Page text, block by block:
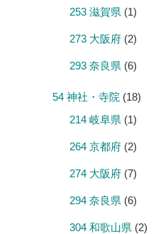
253 滋賀県 (1)
273 大阪府 (2)
293 奈良県 (6)
54 神社・寺院 (18)
214 岐阜県 (1)
264 京都府 (2)
274 大阪府 (7)
294 奈良県 (6)
304 和歌山県 (2)